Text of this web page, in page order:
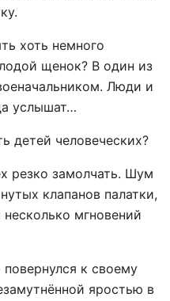
хоть немного
щенок? В один из
Люди и
услышат…
детей человеческих?
резко замолчать. Шум
клапанов палатки,
мгновений
к своему
яростью в